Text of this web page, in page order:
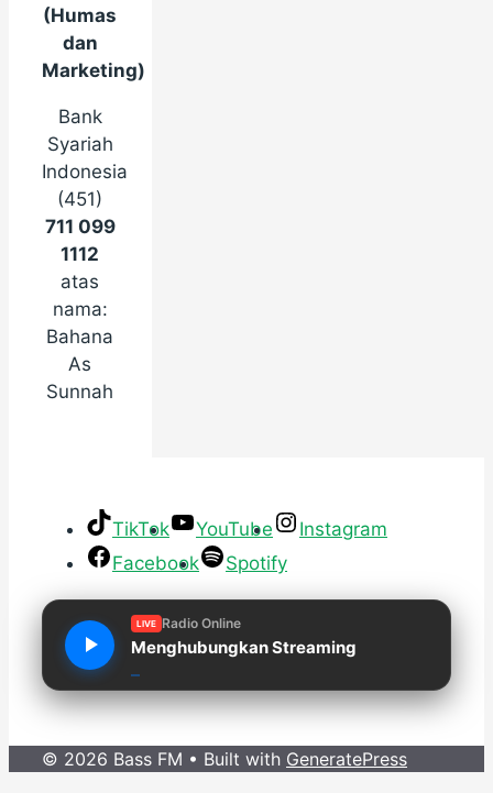
(Humas
dan
Marketing)
Bank
Syariah
Indonesia
(451)
711 099
1112
atas
nama:
Bahana
As
Sunnah
TikTok YouTube
Instagram
Facebook
Spotify
LIVE Radio Online
Menghubungkan Streaming
© 2026 Bass FM • Built with GeneratePress